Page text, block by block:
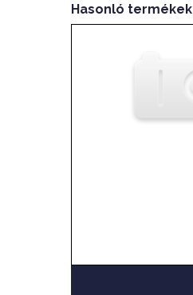
Hasonló termékek